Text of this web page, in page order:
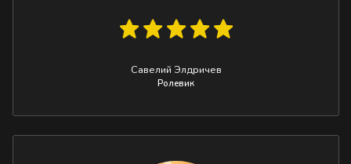
Савелий Элдричев
Ролевик